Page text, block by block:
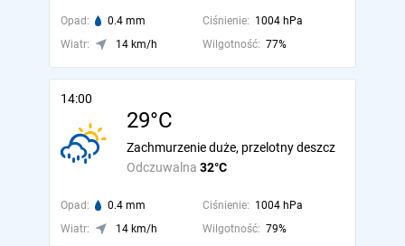
Opad: 0.4 mm Ciśnienie: 1004 hPa
Wiatr:
14 km/h Wilgotność: 77%
14:00
29°C
Odczuwalna 32°C
Zachmurzenie duże, przelotny deszcz
Opad: 0.4 mm Ciśnienie: 1004 hPa
Wiatr:
14 km/h Wilgotność: 79%